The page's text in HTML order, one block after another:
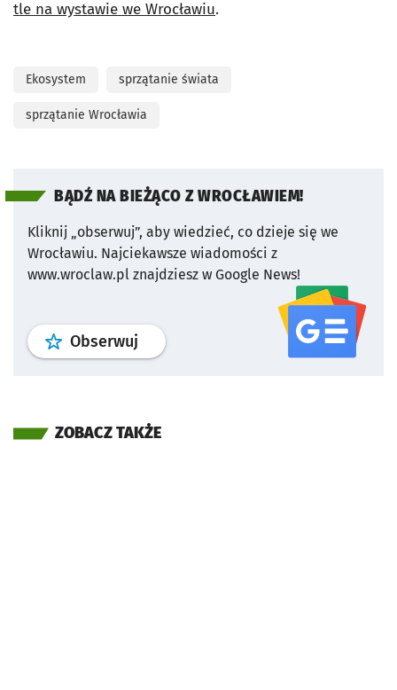
tle na wystawie we Wrocławiu.
Ekosystem sprzątanie świata
sprzątanie Wrocławia
BĄDŹ NA BIEŻĄCO Z WROCŁAWIEM!
Kliknij „obserwuj”, aby wiedzieć, co dzieje się we
Wrocławiu. Najciekawsze wiadomości z
www.wroclaw.pl znajdziesz w Google News!
Obserwuj profil serwisu
ZOBACZ TAKŻE